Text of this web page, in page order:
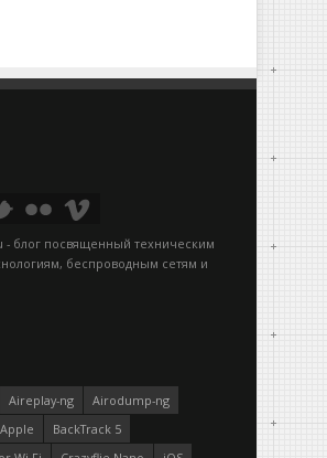
- блог посвященный техническим
беспроводным сетям и
Aireplay-ng
Airodump-ng
Apple
BackTrack 5